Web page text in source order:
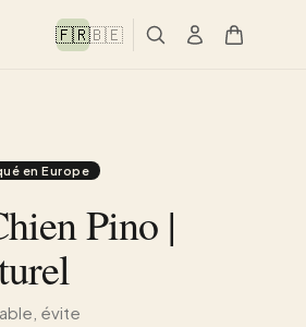
🇫🇷🇧🇪
en Europe
Pino |
évite